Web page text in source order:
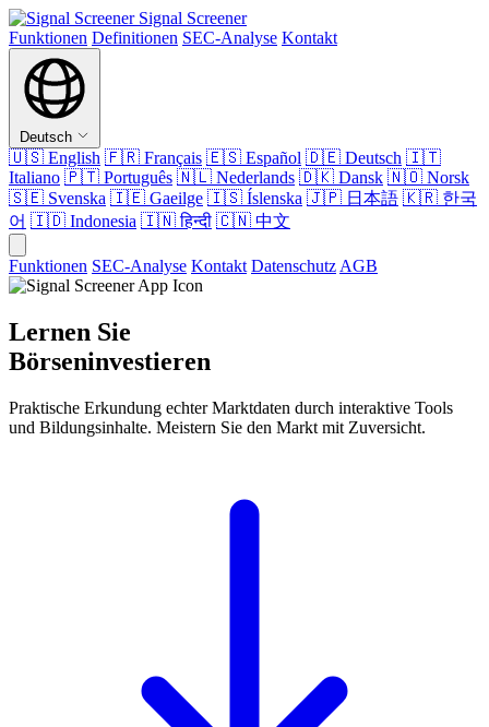
Signal Screener
Funktionen Definitionen SEC-Analyse Kontakt
Deutsch
🇺🇸 English 🇫🇷 Français 🇪🇸 Español 🇩🇪 Deutsch 🇮🇹
Italiano 🇵🇹 Português 🇳🇱 Nederlands 🇩🇰 Dansk 🇳🇴 Norsk
🇸🇪 Svenska 🇮🇪 Gaeilge 🇮🇸 Íslenska 🇯🇵 日本語 🇰🇷 한국
어 🇮🇩 Indonesia 🇮🇳हिन्दी 🇨🇳 中文
Funktionen SEC-Analyse Kontakt Datenschutz AGB
Lernen Sie
Börseninvestieren
Praktische Erkundung echter Marktdaten durch interaktive Tools
und Bildungsinhalte. Meistern Sie den Markt mit Zuversicht.